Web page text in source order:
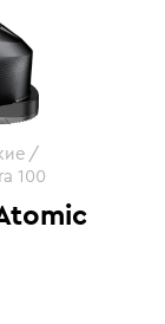
100